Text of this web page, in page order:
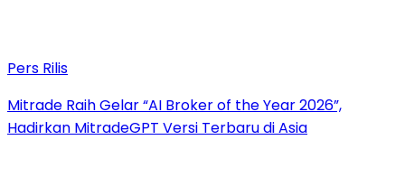
Pers Rilis
Mitrade Raih Gelar “AI Broker of the Year 2026”,
Hadirkan MitradeGPT Versi Terbaru di Asia